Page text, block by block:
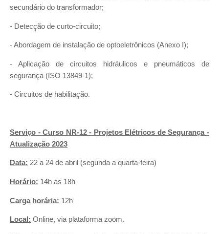
secundário do transformador;
- Detecção de curto-circuito;
- Abordagem de instalação de optoeletrônicos (Anexo I);
- Aplicação de circuitos hidráulicos e pneumáticos de
segurança (ISO 13849-1);
- Circuitos de habilitação.
Serviço - Curso NR-12 - Projetos Elétricos de Segurança -
Atualização 2023
Data: 22 a 24 de abril (segunda a quarta-feira)
Horário: 14h às 18h
Carga horária: 12h
Local: Online, via plataforma zoom.